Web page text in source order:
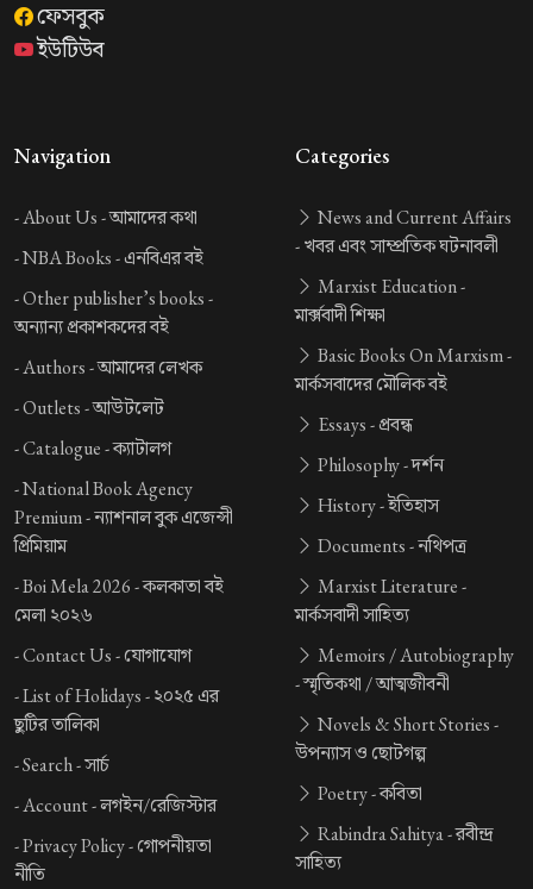
ফেসবুক
ইউটিউব
Navigation
-About Us -আমাদের কথা
-NBA Books -এনবিএর বই
-Other publisher’s books -
অন্যান্য প্রকাশকদের বই
-Authors -আমাদের লেখক
-Outlets -আউটলেট
-Catalogue -ক্যাটালগ
-National Book Agency
Premium -ন্যাশনাল বুক এজেন্সী
প্রিমিয়াম
-Boi Mela 2026 -কলকাতা বই
মেলা ২০২৬
-Contact Us -যোগাযোগ
-List of Holidays -২০২৫ এর
ছুটির তালিকা
-Search -সার্চ
-Account -লগইন/রেজিস্টার
-Privacy Policy -গোপনীয়তা
নীতি
Categories
News and Current Affairs
-খবর এবং সাম্প্রতিক ঘটনাবলী
Marxist Education -
মার্ক্সবাদী শিক্ষা
Basic Books On Marxism -
মার্কসবাদের মৌলিক বই
Essays -প্রবন্ধ
Philosophy -দর্শন
History -ইতিহাস
Documents -নথিপত্র
Marxist Literature -
মার্কসবাদী সাহিত্য
Memoirs / Autobiography
-স্মৃতিকথা / আত্মজীবনী
Novels & Short Stories -
উপন্যাস ও ছোটগল্প
Poetry -কবিতা
Rabindra Sahitya -রবীন্দ্র
সাহিত্য